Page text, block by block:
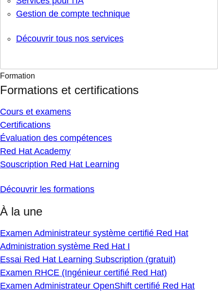
Gestion de compte technique
Découvrir tous nos services
Formation
Formations et certifications
Cours et examens
Certifications
Évaluation des compétences
Red Hat Academy
Souscription Red Hat Learning
Découvrir les formations
À la une
Examen Administrateur système certifié Red Hat
Administration système Red Hat I
Essai Red Hat Learning Subscription (gratuit)
Examen RHCE (Ingénieur certifié Red Hat)
Examen Administrateur OpenShift certifié Red Hat